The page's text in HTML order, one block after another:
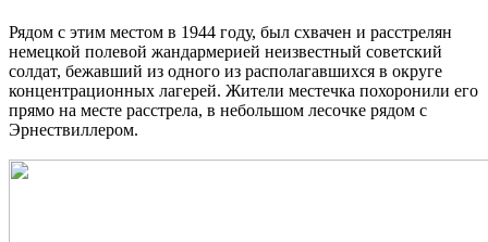
Рядом с этим местом в 1944 году, был схвачен и расстрелян
немецкой полевой жандармерией неизвестный советский
солдат, бежавший из одного из располагавшихся в округе
концентрационных лагерей. Жители местечка похоронили его
прямо на месте расстрела, в небольшом лесочке рядом с
Эрнествиллером.